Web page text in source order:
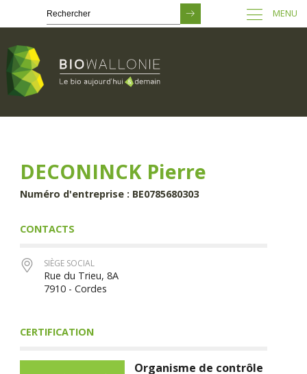
principal
MENU
DECONINCK Pierre
Numéro d'entreprise : BE0785680303
CONTACTS
SIÈGE SOCIAL
Rue du Trieu, 8A
7910 - Cordes
CERTIFICATION
Organisme de contrôle